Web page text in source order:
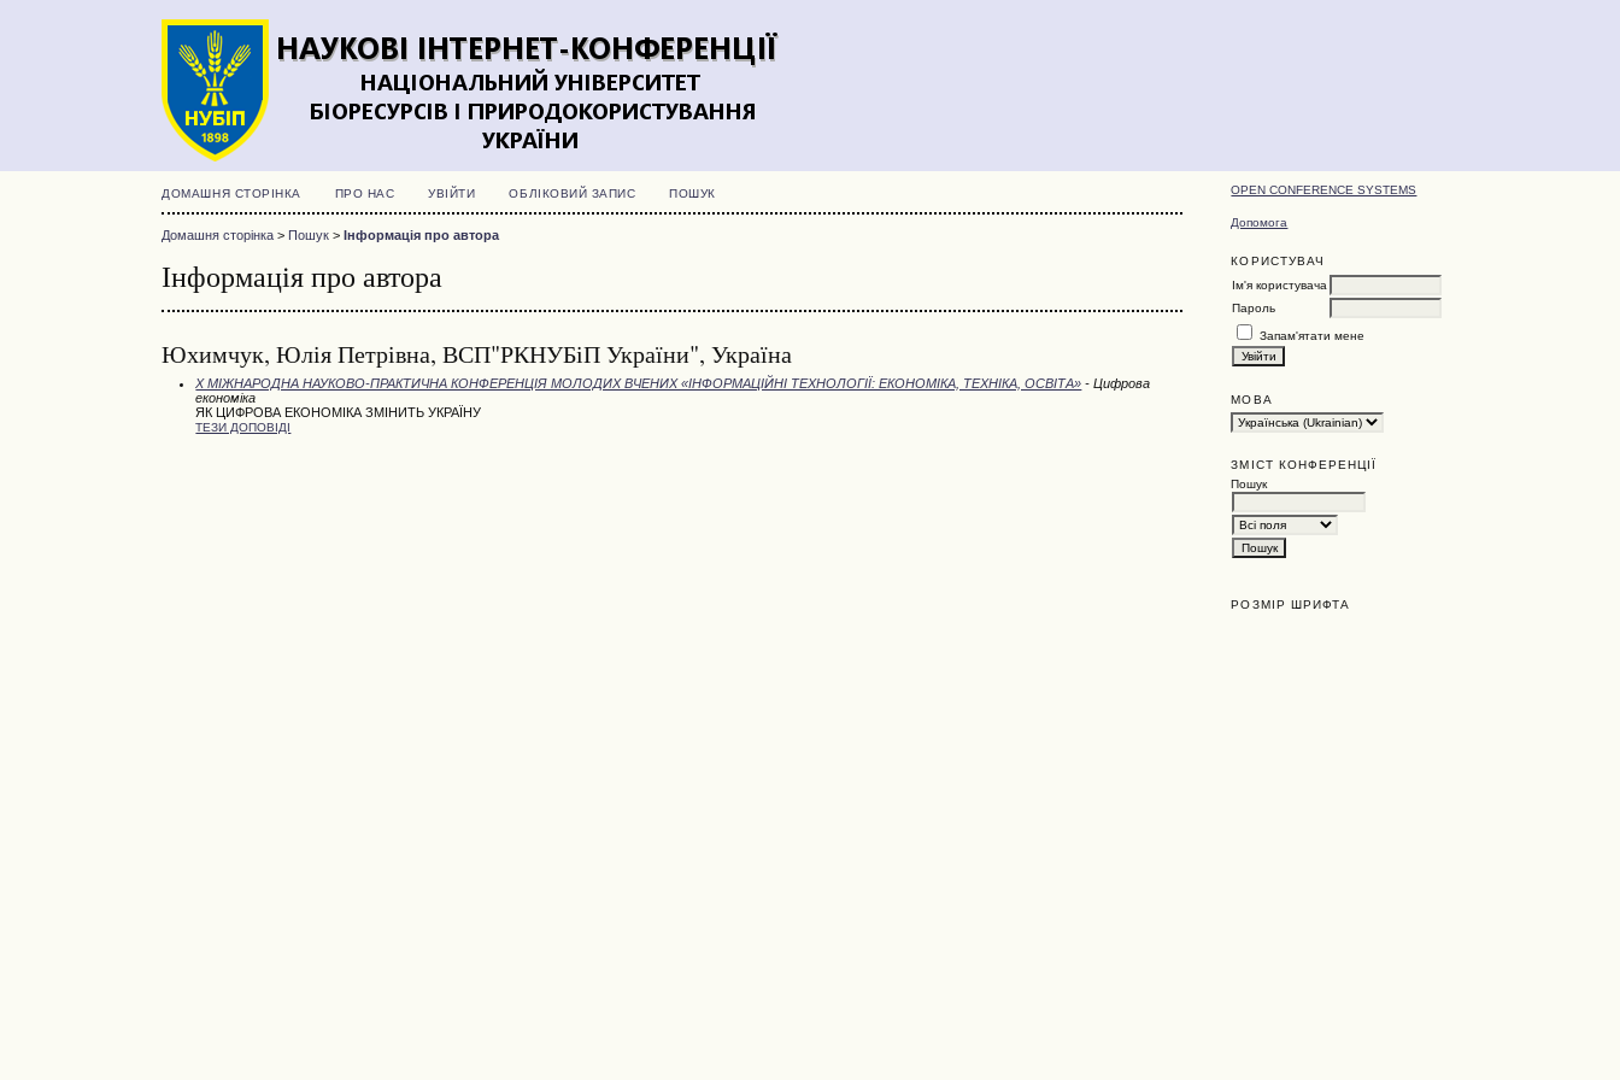
OPEN CONFERENCE SYSTEMS
Допомога
КОРИСТУВАЧ
Ім'я користувача
Пароль
Запам'ятати мене
МОВА
ЗМІСТ КОНФЕРЕНЦІЇ
Пошук
РОЗМІР ШРИФТА
ДОМАШНЯ СТОРІНКА ПРО НАС УВІЙТИ ОБЛІКОВИЙ ЗАПИС ПОШУК
Домашня сторінка > Пошук >Інформація про автора
Інформація про автора
Юхимчук, Юлія Петрівна, ВСП"РКНУБіП України", Україна
X МІЖНАРОДНА НАУКОВО-ПРАКТИЧНА КОНФЕРЕНЦІЯ МОЛОДИХ ВЧЕНИХ «ІНФОРМАЦІЙНІ ТЕХНОЛОГІЇ: ЕКОНОМІКА, ТЕХНІКА, ОСВІТА» - Цифрова
економіка
ЯК ЦИФРОВА ЕКОНОМІКА ЗМІНИТЬ УКРАЇНУ
ТЕЗИ ДОПОВІДІ